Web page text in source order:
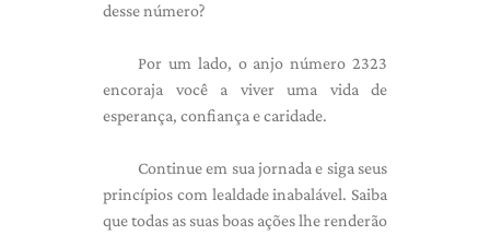
desse número?
Por um lado, o anjo número 2323
encoraja você a viver uma vida de
esperança, confiança e caridade.
Continue em sua jornada e siga seus
princípios com lealdade inabalável. Saiba
que todas as suas boas ações lhe renderão